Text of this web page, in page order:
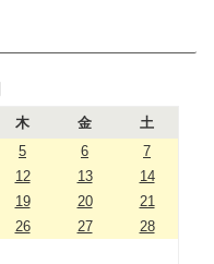
木 金
土
5 6
7
12 13
14
19 20
21
26 27
28